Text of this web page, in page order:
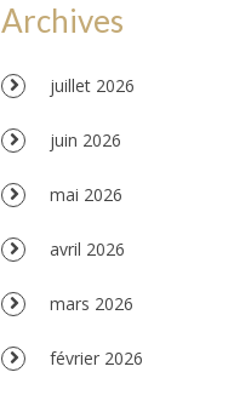
Archives
juillet 2026
juin 2026
mai 2026
avril 2026
mars 2026
février 2026